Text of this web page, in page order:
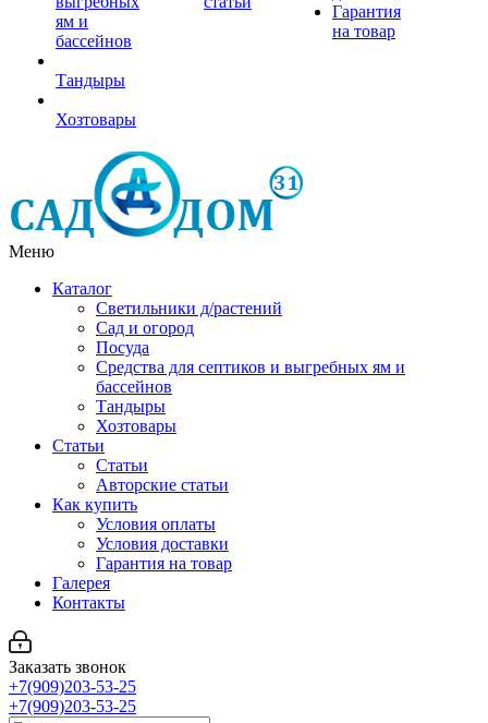
ям и
бассейнов
Тандыры
Хозтовары
Гарантия
на товар
Меню
Каталог
Светильники д/растений
Сад и огород
Посуда
Средства для септиков и выгребных ям и
бассейнов
Тандыры
Хозтовары
Статьи
Статьи
Авторские статьи
Как купить
Условия оплаты
Условия доставки
Гарантия на товар
Галерея
Контакты
Заказать звонок
+7(909)203-53-25
+7(909)203-53-25